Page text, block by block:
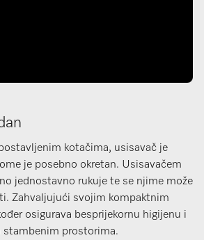
kotačima, usisavač je
je posebno okretan. Usisavačem
jednostavno rukuje te se njime može
Zahvaljujući svojim kompaktnim
osigurava besprijekornu higijenu i
stambenim prostorima.